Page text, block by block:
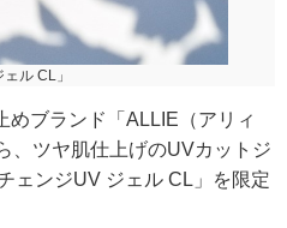
ル CL」
ブランド「ALLIE（アリィ
、ツヤ肌仕上げのUVカットジ
ェンジUV ジェル CL」を限定